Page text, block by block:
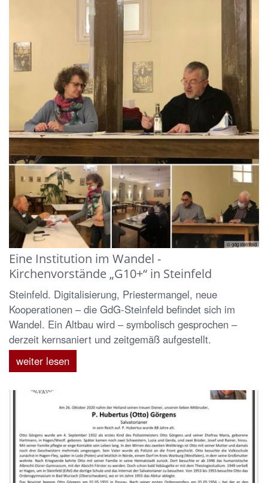
© gdg steinfeld
Eine Institution im Wandel -
Kirchenvorstände „G10+“ in Steinfeld
Steinfeld. Digitalisierung, Priestermangel, neue
Kooperationen – die GdG-Steinfeld befindet sich im
Wandel. Ein Altbau wird – symbolisch gesprochen –
derzeit kernsaniert und zeitgemäß aufgestellt.
weiter lesen